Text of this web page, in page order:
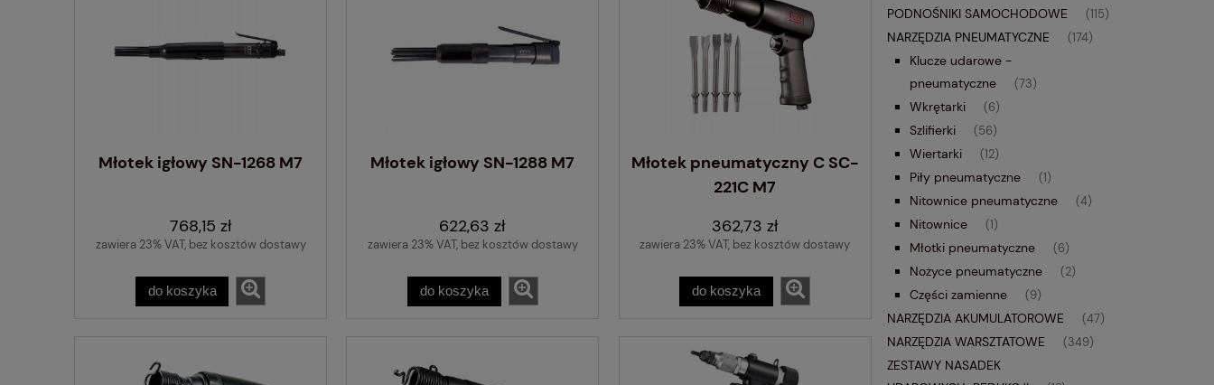
Młotek igłowy SN-1268 M7
768,15 zł
zawiera 23% VAT, bez kosztów dostawy
do koszyka
Młotek igłowy SN-1288 M7
622,63 zł
zawiera 23% VAT, bez kosztów dostawy
do koszyka
Młotek pneumatyczny C SC-
221C M7
362,73 zł
zawiera 23% VAT, bez kosztów dostawy
do koszyka
PODNOŚNIKI SAMOCHODOWE (115)
NARZĘDZIA PNEUMATYCZNE (174)
Klucze udarowe -
pneumatyczne
(73)
Wkrętarki (6)
Szlifierki (56)
Wiertarki (12)
Piły pneumatyczne (1)
Nitownice pneumatyczne (4)
Nitownice (1)
Młotki pneumatyczne (6)
Nożyce pneumatyczne (2)
Części zamienne (9)
NARZĘDZIA AKUMULATOROWE (47)
NARZĘDZIA WARSZTATOWE (349)
ZESTAWY NASADEK